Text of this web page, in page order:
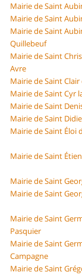
Mairie de Saint
Mairie de Saint
Mairie de Saint
Quillebeuf
Mairie de Saint
Avre
Mairie de Saint
Mairie de Saint Cyr
Mairie de Saint
Mairie de Saint
Mairie de Saint Éloi
Mairie de Saint
Mairie de Saint
Mairie de Saint
Mairie de Saint
Pasquier
Mairie de Saint
Campagne
Mairie de Saint